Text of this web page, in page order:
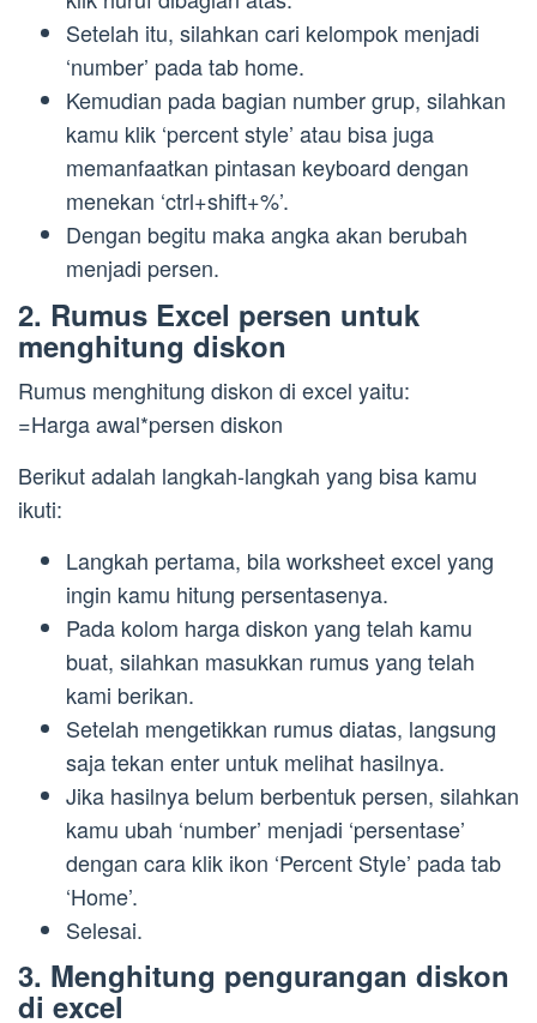
Setelah itu, silahkan cari kelompok menjadi
‘number’ pada tab home.
Kemudian pada bagian number grup, silahkan
kamu klik ‘percent style’ atau bisa juga
memanfaatkan pintasan keyboard dengan
menekan ‘ctrl+shift+%’.
Dengan begitu maka angka akan berubah
menjadi persen.
2. Rumus Excel persen untuk
menghitung diskon
Rumus menghitung diskon di excel yaitu:
=Harga awal*persen diskon
Berikut adalah langkah-langkah yang bisa kamu
ikuti:
Langkah pertama, bila worksheet excel yang
ingin kamu hitung persentasenya.
Pada kolom harga diskon yang telah kamu
buat, silahkan masukkan rumus yang telah
kami berikan.
Setelah mengetikkan rumus diatas, langsung
saja tekan enter untuk melihat hasilnya.
Jika hasilnya belum berbentuk persen, silahkan
kamu ubah ‘number’ menjadi ‘persentase’
dengan cara klik ikon ‘Percent Style’ pada tab
‘Home’.
Selesai.
3. Menghitung pengurangan diskon
di excel